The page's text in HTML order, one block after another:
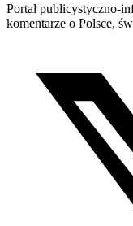
Portal publicystyczno-
komentarze o Polsce,